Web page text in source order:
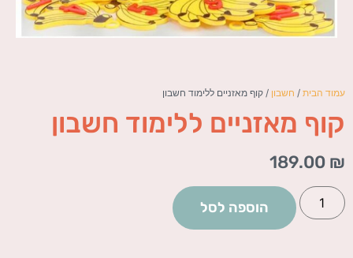
עמוד הבית / חשבון / קוף מאזניים ללימוד חשבון
קוף מאזניים ללימוד חשבון
189.00 ₪
הוספה לסל